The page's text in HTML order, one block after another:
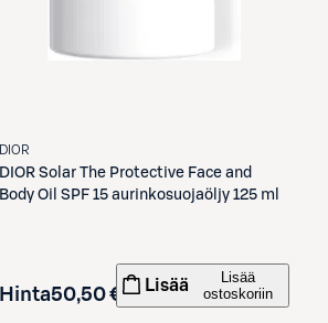
DIOR
DIOR Solar The Protective Face and
Body Oil SPF 15 aurinkosuojaöljy 125 ml
Hinta50,50 € Lisää
Lisää
ostoskoriin